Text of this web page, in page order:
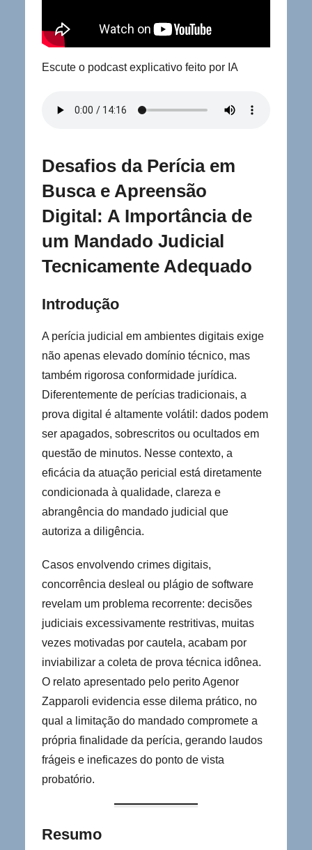
Escute o podcast explicativo feito por IA
Desafios da Perícia em
Busca e Apreensão
Digital: A Importância de
um Mandado Judicial
Tecnicamente Adequado
Introdução
A perícia judicial em ambientes digitais exige
não apenas elevado domínio técnico, mas
também rigorosa conformidade jurídica.
Diferentemente de perícias tradicionais, a
prova digital é altamente volátil: dados podem
ser apagados, sobrescritos ou ocultados em
questão de minutos. Nesse contexto, a
eficácia da atuação pericial está diretamente
condicionada à qualidade, clareza e
abrangência do mandado judicial que
autoriza a diligência.
Casos envolvendo crimes digitais,
concorrência desleal ou plágio de software
revelam um problema recorrente: decisões
judiciais excessivamente restritivas, muitas
vezes motivadas por cautela, acabam por
inviabilizar a coleta de prova técnica idônea.
O relato apresentado pelo perito Agenor
Zapparoli evidencia esse dilema prático, no
qual a limitação do mandado compromete a
própria finalidade da perícia, gerando laudos
frágeis e ineficazes do ponto de vista
probatório.
Resumo